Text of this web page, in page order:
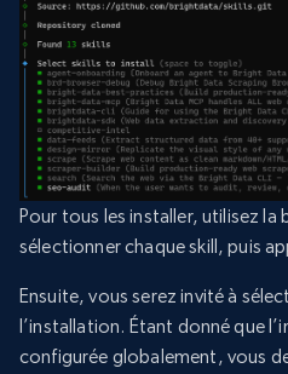
Pour tous les installer, utilisez la
sélectionner chaque skill, puis
Ensuite, vous serez invité à
l’installation. Étant donné que
configurée globalement, vous